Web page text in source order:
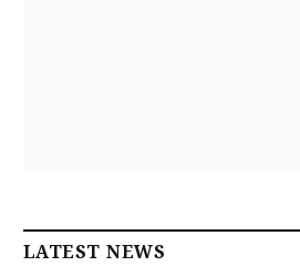
LATEST NEWS